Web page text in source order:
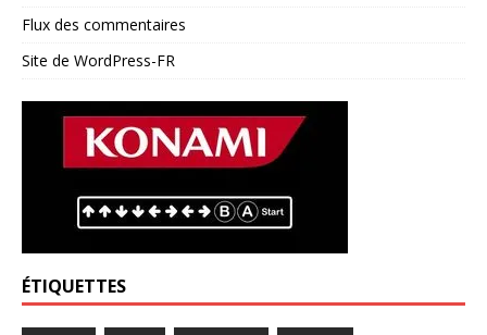
Flux des commentaires
Site de WordPress-FR
ÉTIQUETTES